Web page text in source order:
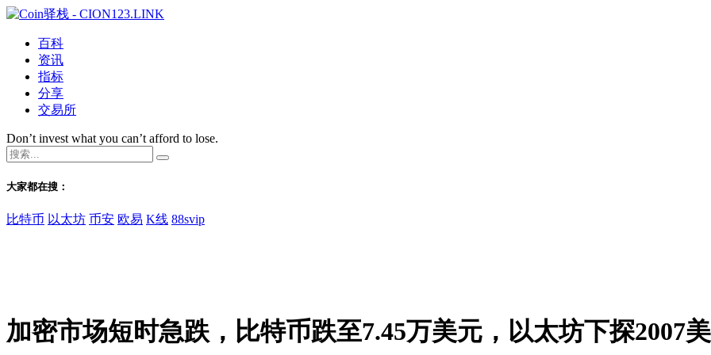
百科
资讯
指标
分享
交易所
Don’t invest what you can’t afford to lose.
大家都在搜：
比特币 以太坊 币安 欧易 K线 88svip
加密市场短时急跌，比特币跌至7.45万美元，以太坊下探2007